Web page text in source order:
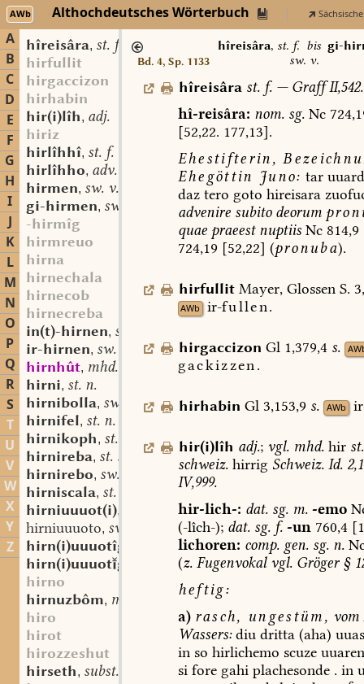
AWb Althochdeutsches Wörterbuch
A
B
C
D
E
F
G
H
I
J
K
L
M
N
O
P
Q
R
S
T
U
V
W
X
Y
Z
hîreisâra, st. f.
hirfullit
hirgaccizon
hirhabin
hir(i)lîh, adj.
hiriz
hirlîhhî, st. f.
hirlîhho, adv.
hirmen, sw. v.
gi-hirmen, sw. v.
-hirmîg
hirmreuo
hirna
hirnechala
hirnecob
hirnecreba
in(t)-hirnen, sw. v.
ir-hirnen, sw. v.
hirnhût, mhd. st. f.
hirni, st. n.
hirnibolla, sw. f.
hirnifel, st. n.
hirnikoph, st. m.
hirnireba, st. sw. f.
hirnirebo, sw. m.
hirniscala, st. sw. f.
hirniuuuot(i),
hirniuuuoto, sw. m.?
hirn(i)uuuotîg
hirn(i)uuuotgî
hirno
hirnuzbôm, mfrk. st. m.
hiro
hirot
hirozzeshut
hirseth, subst.
Bd. 4, Sp. 1133
hîreisâra, st. f.bis gi-
sw. v.
hîreisâra st. f. —GraffII,542.
hî-reisâra: nom.sg.Nc
[52,22. 177,13].
Ehestifterin,
Ehegöttin Juno: taruuard
daztero goto hireisara
adveniresubitodeorum
quaepraeestnuptiisNc814,9
724,19 [52,22] (pronuba).
hirfullit Mayer, Glossen S.
AWb ir-fullen.
hirgaccizon Gl 1,379,4 s.
gackizzen.
hirhabin Gl 3,153,9 s. AWb
hir(i)lîh adj.; vgl. mhd. hir st.
schweiz. hirrig Schweiz.Id.
IV,999.
hir-lich-: dat.sg.m. -emo
(-lîch-); dat.sg.f. -un760,4
lichoren: comp.gen. sg.n.
(z.Fugenvokalvgl.Gröger§
heftig:
a) rasch, ungestüm, vom
Wassers:diu dritta(aha) uuas
inso hirlichemo scuze uuaren
siforegahiplachesonde. in